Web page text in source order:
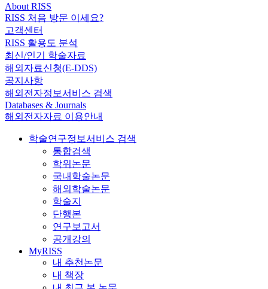
About RISS
RISS 처음 방문 이세요?
고객센터
RISS 활용도 분석
최신/인기 학술자료
해외자료신청(E-DDS)
공지사항
해외전자정보서비스 검색
Databases & Journals
해외전자자료 이용안내
학술연구정보서비스 검색
통합검색
학위논문
국내학술논문
해외학술논문
학술지
단행본
연구보고서
공개강의
MyRISS
내 추천논문
내 책장